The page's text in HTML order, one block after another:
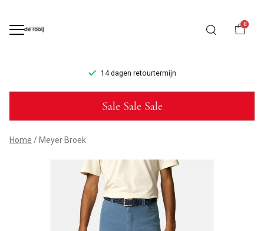
0
14 dagen retourtermijn
Meyer
Broek
Mannenmode
Sale Sale Sale
Home Meyer Broek